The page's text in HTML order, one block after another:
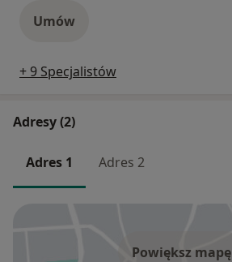
Umów
+ 9 Specjalistów
Adresy (2)
Adres 1 Adres 2
Powiększ mapę